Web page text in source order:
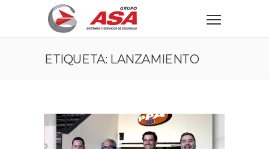
ETIQUETA: LANZAMIENTO